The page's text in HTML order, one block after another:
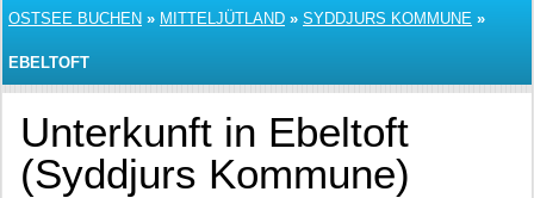
OSTSEE BUCHEN » MITTELJÜTLAND » SYDDJURS KOMMUNE »
EBELTOFT
Unterkunft in Ebeltoft
(Syddjurs Kommune)